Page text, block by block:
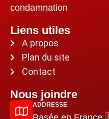
condamnation
Liens utiles
A propos
Plan du site
Contact
Nous joindre
ADDRESSE